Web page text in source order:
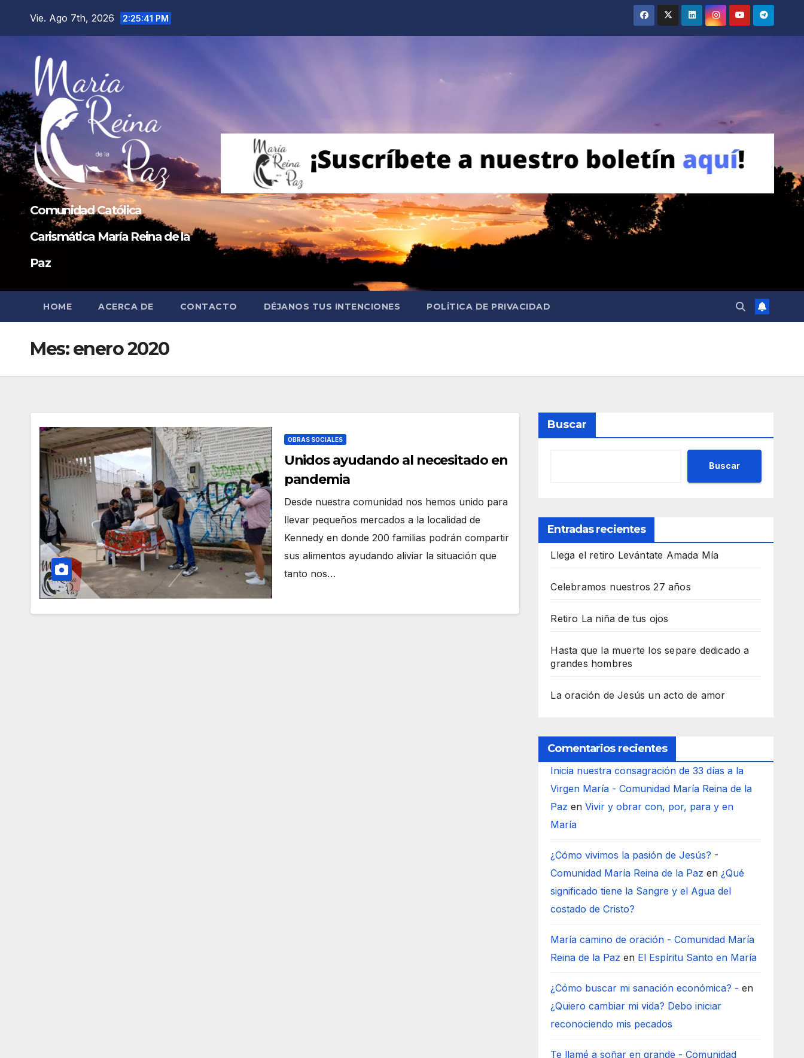
Vie. Ago 7th, 2026 2:25:42 PM
Comunidad Católica
Carismática María Reina de la
Paz
HOME ACERCA DE CONTACTO DÉJANOS TUS INTENCIONES POLÍTICA DE PRIVACIDAD
Mes:enero 2020
OBRAS SOCIALES
Unidos ayudando al necesitado en
pandemia
Desde nuestra comunidad nos hemos unido para
llevar pequeños mercados a la localidad de
Kennedy en donde 200 familias podrán compartir
sus alimentos ayudando aliviar la situación que
tanto nos…
Buscar
Buscar
Entradas recientes
Llega el retiro Levántate Amada Mía
Celebramos nuestros 27 años
Retiro La niña de tus ojos
Hasta que la muerte los separe dedicado a
grandes hombres
La oración de Jesús un acto de amor
Comentarios recientes
Inicia nuestra consagración de 33 días a la
Virgen María - Comunidad María Reina de la
Paz enVivir y obrar con, por, para y en
María
¿Cómo vivimos la pasión de Jesús? -
Comunidad María Reina de la Paz en ¿Qué
significado tiene la Sangre y el Agua del
costado de Cristo?
María camino de oración - Comunidad María
Reina de la Paz en El Espíritu Santo en María
¿Cómo buscar mi sanación económica? - en
¿Quiero cambiar mi vida? Debo iniciar
reconociendo mis pecados
Te llamé a soñar en grande - Comunidad